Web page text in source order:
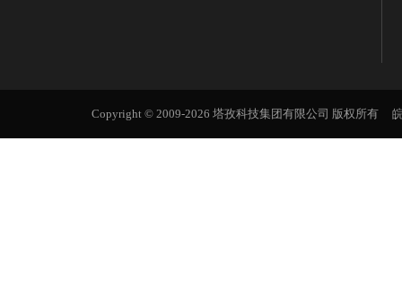
Copyright © 2009-2026 塔孜科技集团有限公司 版权所有